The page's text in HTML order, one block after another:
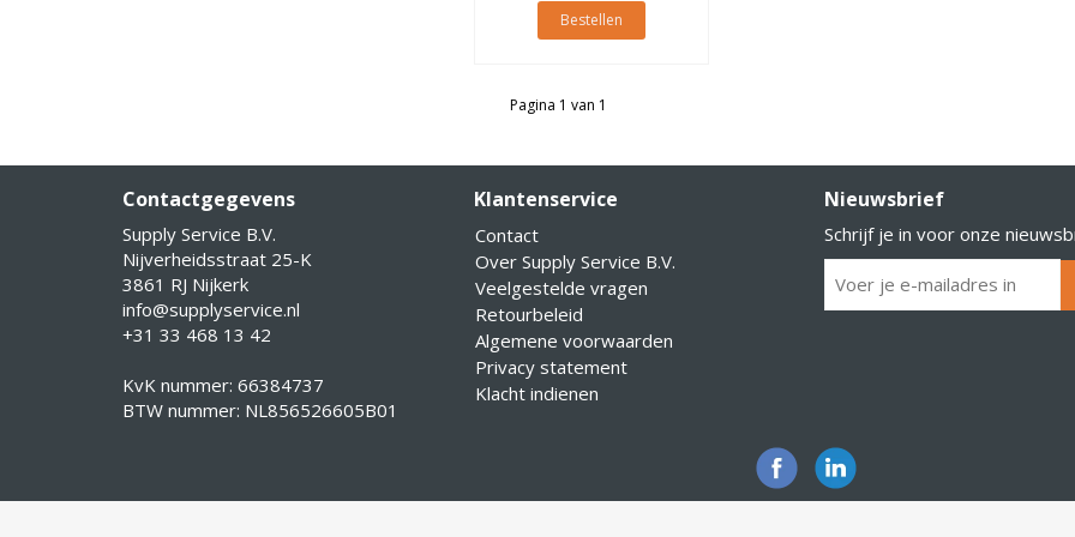
Bestellen
Pagina 1 van 1
Contactgegevens
Supply Service B.V.
Nijverheidsstraat 25-K
3861 RJ Nijkerk
info@supplyservice.nl
+31 33 468 13 42
KvK nummer: 66384737
BTW nummer: NL856526605B01
Klantenservice
Contact
Over Supply Service B.V.
Veelgestelde vragen
Retourbeleid
Algemene voorwaarden
Privacy statement
Klacht indienen
Nieuwsbrief
Schrijf je in voor onze